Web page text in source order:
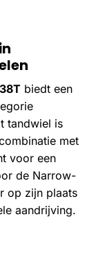
biedt een
tandwiel is
met
voor een
de Narrow-
op zijn plaats
aandrijving.